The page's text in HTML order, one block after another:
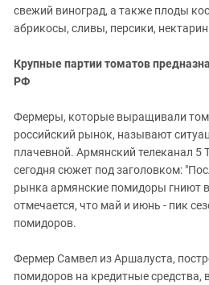
свежий виноград, а также плоды
абрикосы, сливы, персики,
Крупные партии томатов
РФ
Фермеры, которые выращивали
российский рынок, называют
плачевной. Армянский телеканал 5
сегодня сюжет под заголовком:
рынка армянские помидоры гниют
отмечается, что май и июнь - пик
помидоров.
Фермер Самвел из Аршалуста,
помидоров на кредитные средства,